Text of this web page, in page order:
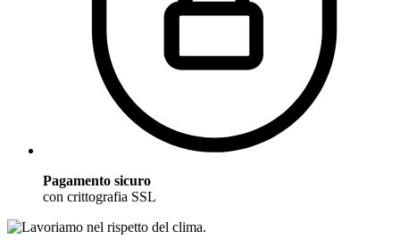
Pagamento sicuro
con crittografia SSL